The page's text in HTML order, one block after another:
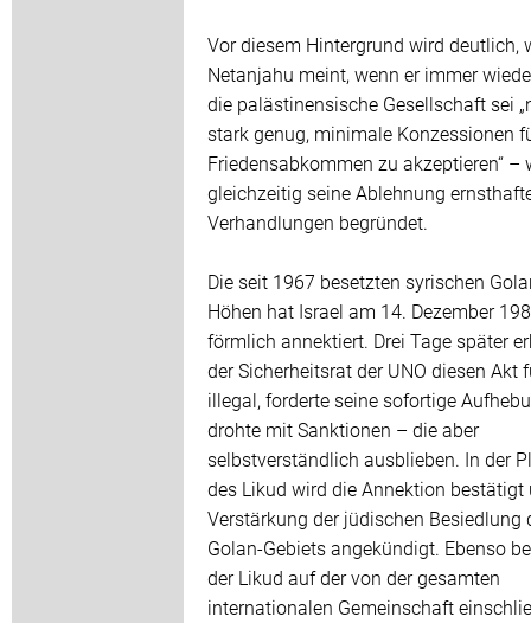
Vor diesem Hintergrund wird deutlich,
Netanjahu meint, wenn er immer
die palästinensische Gesellschaft sei
stark genug, minimale Konzessionen
Friedensabkommen zu akzeptieren“ –
gleichzeitig seine Ablehnung
Verhandlungen begründet.
Die seit 1967 besetzten syrischen
Höhen hat Israel am 14. Dezember
förmlich annektiert. Drei Tage später
der Sicherheitsrat der UNO diesen Akt
illegal, forderte seine sofortige
drohte mit Sanktionen – die aber
selbstverständlich ausblieben. In der
des Likud wird die Annektion bestätigt
Verstärkung der jüdischen Besiedlung
Golan-Gebiets angekündigt. Ebenso
der Likud auf der von der gesamten
internationalen Gemeinschaft